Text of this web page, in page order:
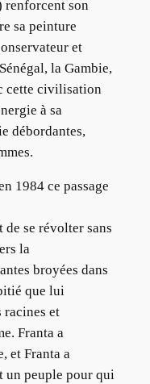
renforcent son
sa peinture
et
la Gambie,
cette civilisation
à sa
débordantes,
1984 ce passage
de se révolter sans
la
broyées dans
que lui
racines et
Franta a
et Franta a
un peuple pour qui